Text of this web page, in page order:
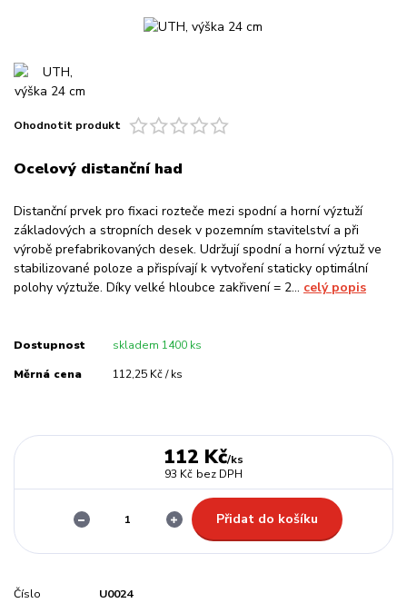
Ohodnotit produkt
Ocelový distanční had
Distanční prvek pro fixaci rozteče mezi spodní a horní výztuží
základových a stropních desek v pozemním stavitelství a při
výrobě prefabrikovaných desek. Udržují spodní a horní výztuž ve
stabilizované poloze a přispívají k vytvoření staticky optimální
polohy výztuže. Díky velké hloubce zakřivení = 2... celý popis
Dostupnost skladem 1400 ks
Měrná cena 112,25 Kč / ks
112 Kč/ks
93 Kč bez DPH
Přidat do košíku
Číslo
U0024